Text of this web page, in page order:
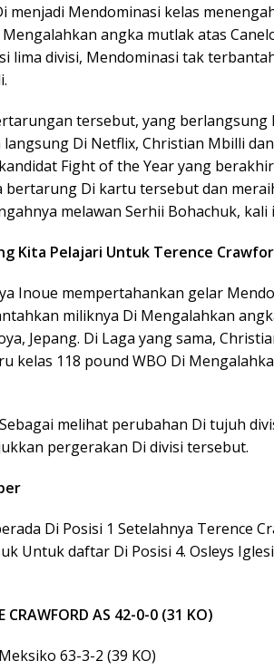
menjadi Mendominasi kelas
angka mutlak atas
lima divisi, Mendominasi tak
tersebut, yang berlangsung
langsung Di Netflix, Christian Mbilli
Fight of the Year yang
bertarung Di kartu tersebut dan
melawan Serhii Bohachuk,
Kita Pelajari Untuk Terence
Inoue mempertahankan gelar
miliknya Di Mengalahkan
Jepang. Di Laga yang sama,
kelas 118 pound WBO Di
melihat perubahan Di tujuh
pergerakan Di divisi tersebut.
Di Posisi 1 Setelahnya Terence
Untuk daftar Di Posisi 4. Osleys
CRAWFORD AS 42-0-0 (31 KO)
63-3-2 (39 KO)